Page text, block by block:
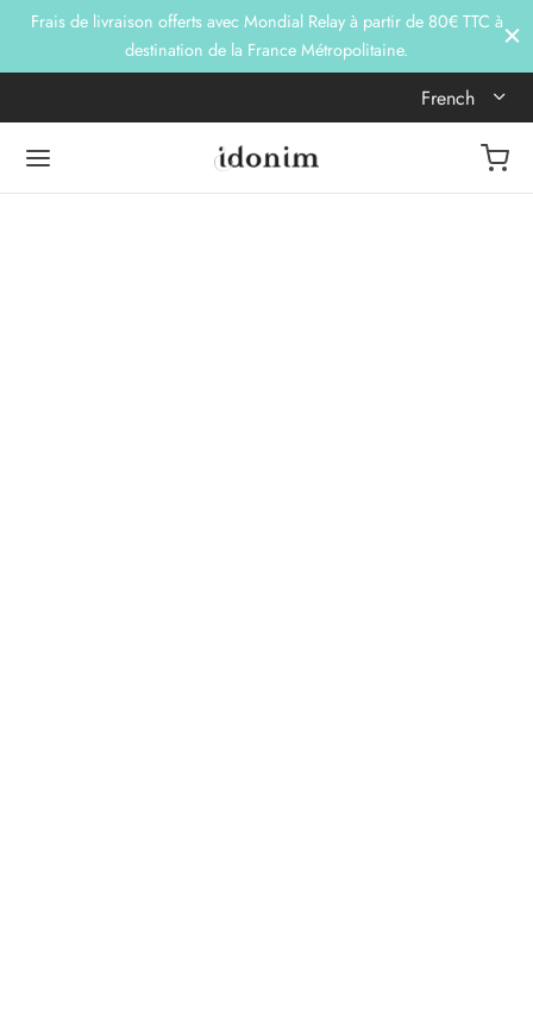
Frais de livraison offerts avec Mondial Relay à partir de 80€ TTC à
destination de la France Métropolitaine.
French